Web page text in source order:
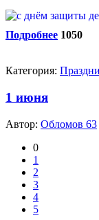
Подробнее 1050
Категория:
1 июня
Автор: Обломов 63
0
1
2
3
4
5